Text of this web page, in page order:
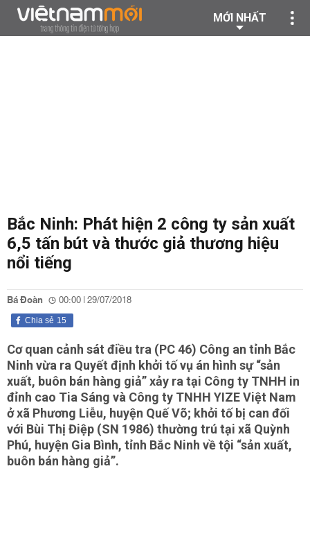
MỚI NHẤT
Bắc Ninh: Phát hiện 2 công ty sản xuất
6,5 tấn bút và thước giả thương hiệu
nổi tiếng
Bá Đoàn 00:00 | 29/07/2018
15
Chia sẻ
Cơ quan cảnh sát điều tra (PC 46) Công an tỉnh Bắc
Ninh vừa ra Quyết định khởi tố vụ án hình sự “sản
xuất, buôn bán hàng giả” xảy ra tại Công ty TNHH in
đỉnh cao Tia Sáng và Công ty TNHH YIZE Việt Nam
ở xã Phương Liễu, huyện Quế Võ; khởi tố bị can đối
với Bùi Thị Điệp (SN 1986) thường trú tại xã Quỳnh
Phú, huyện Gia Bình, tỉnh Bắc Ninh về tội “sản xuất,
buôn bán hàng giả”.